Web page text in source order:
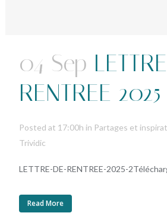
04 Sep
RENTREE 2025
Posted at 17:00h in Partages et
Trividic
LETTRE-DE-RENTREE-2025-
Read More